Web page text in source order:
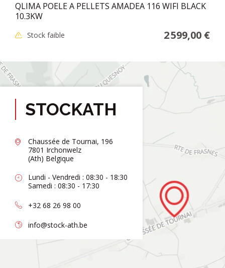
QLIMA POELE A PELLETS AMADEA 116 WIFI BLACK
10.3KW
Stock faible 2 599,00 €
STOCKATH
Chaussée de Tournai, 196
7801 Irchonwelz
(Ath) Belgique
Lundi - Vendredi : 08:30 - 18:30
Samedi : 08:30 - 17:30
+32 68 26 98 00
info@stock-ath.be